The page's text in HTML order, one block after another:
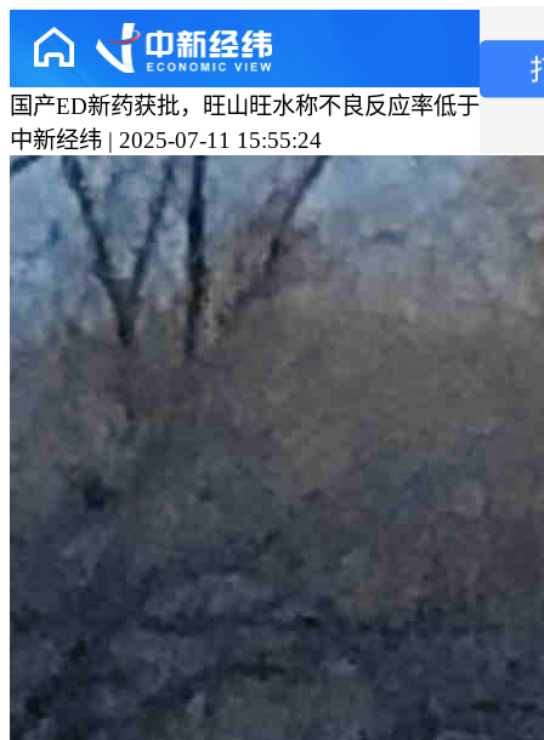
国产ED新药获批，旺山旺水称不良反应率低于“伟哥”
中新经纬 | 2025-07-11 15:55:24